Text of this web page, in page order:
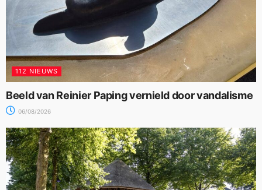
112 NIEUWS
Beeld van Reinier Paping vernield door vandalisme
06/08/2026